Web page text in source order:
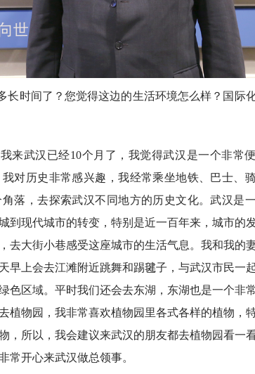
长时间了？您觉得这边的生活环境怎么样？国际
我来武汉已经10个月了，我觉得武汉是一个非常
对历史非常感兴趣，我经常乘坐地铁、巴士、
落，去探索武汉不同地方的历史文化。武汉是
到现代城市的转变，特别是近一百年来，城市的
去大街小巷感受这座城市的生活气息。我和我的
早上会去江滩附近跳舞和踢毽子，与武汉市民一
色区域。平时我们还会去东湖，东湖也是一个非
植物园，我非常喜欢植物园里各式各样的植物，
，所以，我会建议来武汉的朋友都去植物园看一
常开心来武汉做总领事。